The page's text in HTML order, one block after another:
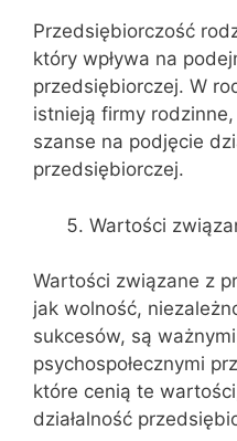
Przedsiębiorczość
który wpływa na
przedsiębiorczej. W
istnieją firmy
szanse na podjęcie
przedsiębiorczej.
Wartości
Wartości związane z
jak wolność,
sukcesów, są
psychospołecznymi
które cenią te
działalność